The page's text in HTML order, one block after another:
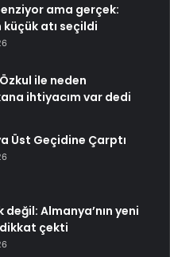
ama gerçek:
küçük atı seçildi
ile neden
ihtiyacım var dedi
Üst Geçidine Çarptı
Almanya’nın yeni
çekti